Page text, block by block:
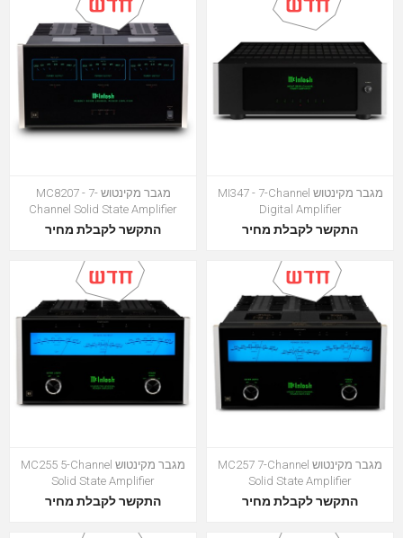
מגבר מקינטוש MI347 - 7-Channel
Digital Amplifier
התקשר לקבלת מחיר
מגבר מקינטוש MC8207 - 7-
Channel Solid State Amplifier
התקשר לקבלת מחיר
מגבר מקינטוש MC257 7-Channel
Solid State Amplifier
התקשר לקבלת מחיר
מגבר מקינטוש MC255 5-Channel
Solid State Amplifier
התקשר לקבלת מחיר